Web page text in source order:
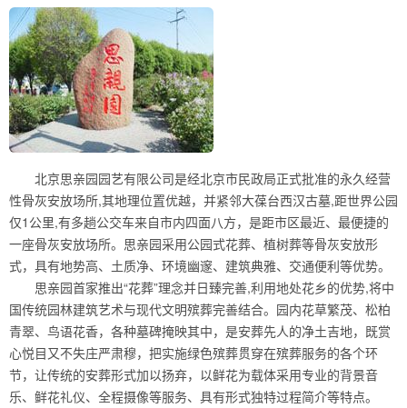
北京思亲园园艺有限公司是经北京市民政局正式批准的永久经营
性骨灰安放场所,其地理位置优越，并紧邻大葆台西汉古墓,距世界公园
仅1公里,有多趟公交车来自市内四面八方，是距市区最近、最便捷的
一座骨灰安放场所。思亲园采用公园式花葬、植树葬等骨灰安放形
式，具有地势高、土质净、环境幽邃、建筑典雅、交通便利等优势。
思亲园首家推出“花葬”理念并日臻完善,利用地处花乡的优势,将中
国传统园林建筑艺术与现代文明殡葬完善结合。园内花草繁茂、松柏
青翠、鸟语花香，各种墓碑掩映其中，是安葬先人的净土吉地，既赏
心悦目又不失庄严肃穆，把实施绿色殡葬贯穿在殡葬服务的各个环
节，让传统的安葬形式加以扬弃，以鲜花为载体采用专业的背景音
乐、鲜花礼仪、全程摄像等服务、具有形式独特过程简介等特点。